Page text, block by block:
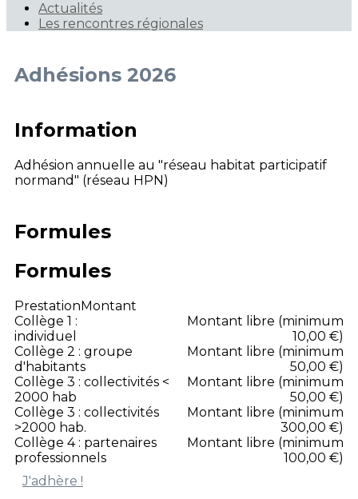
Actualités
Les rencontres régionales
Adhésions 2026
Information
Adhésion annuelle au "réseau habitat participatif
normand" (réseau HPN)
Formules
Formules
PrestationMontant
Collège 1 :
individuel
Montant libre (minimum
10,00 €)
Collège 2 : groupe
d'habitants
Montant libre (minimum
50,00 €)
Collège 3 : collectivités <
2000 hab
Montant libre (minimum
50,00 €)
Collège 3 : collectivités
>2000 hab.
Montant libre (minimum
300,00 €)
Collège 4 : partenaires
professionnels
Montant libre (minimum
100,00 €)
J'adhère !